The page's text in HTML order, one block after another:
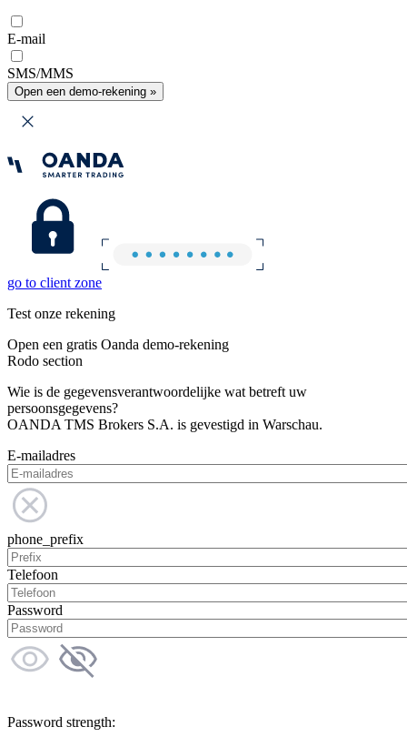
E-mail
SMS/MMS
Open een demo-rekening »
go to client zone
Test onze rekening
Open een gratis Oanda demo-rekening
Rodo section
Wie is de gegevensverantwoordelijke wat betreft uw
persoonsgegevens?
OANDA TMS Brokers S.A. is gevestigd in Warschau.
E-mailadres
phone_prefix
Telefoon
Password
Password strength: